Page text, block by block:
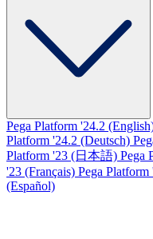
Pega Platform '24.2
Platform '24.2 (Deutsch)
Platform '23 (日本語) Pega
'23 (Français) Pega
(Español)